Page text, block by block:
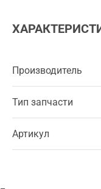
Производитель
Тип запчасти
Артикул